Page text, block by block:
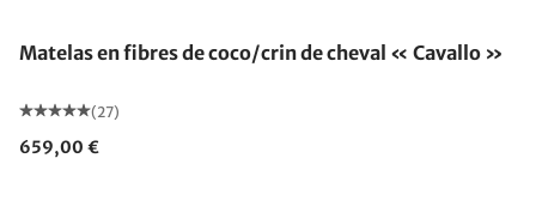
Matelas en fibres de coco/crin de cheval « Cavallo »
(27)
659,00 €